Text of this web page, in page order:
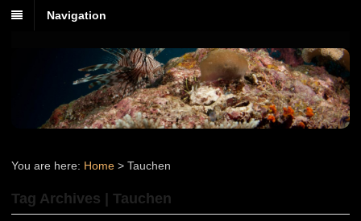
Navigation
You are here: Home > Tauchen
Tag Archives | Tauchen